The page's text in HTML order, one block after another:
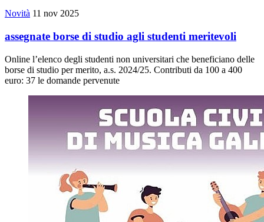
Novità 11 nov 2025
assegnate borse di studio agli studenti meritevoli
Online l’elenco degli studenti non universitari che beneficiano delle
borse di studio per merito, a.s. 2024/25. Contributi da 100 a 400
euro: 37 le domande pervenute